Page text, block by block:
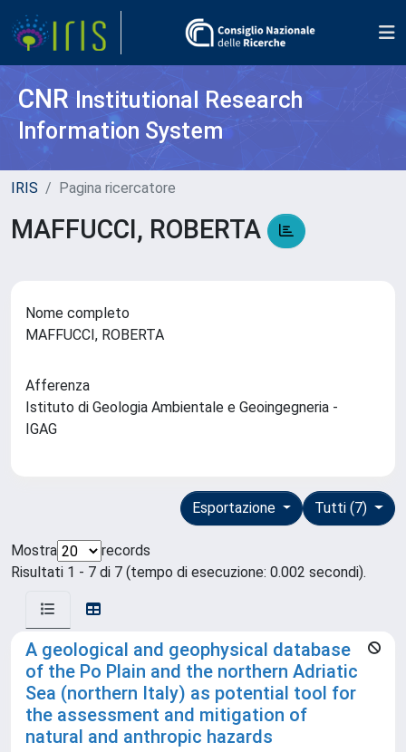
CNR Institutional Research
Information System
IRIS Pagina ricercatore
MAFFUCCI, ROBERTA
Nome completo
MAFFUCCI, ROBERTA
Afferenza
Istituto di Geologia Ambientale e Geoingegneria -
IGAG
Tutti (7)
Esportazione
Mostra
records
Risultati 1 - 7 di 7 (tempo di esecuzione: 0.002 secondi).
A geological and geophysical database
of the Po Plain and the northern Adriatic
Sea (northern Italy) as potential tool for
the assessment and mitigation of
natural and anthropic hazards